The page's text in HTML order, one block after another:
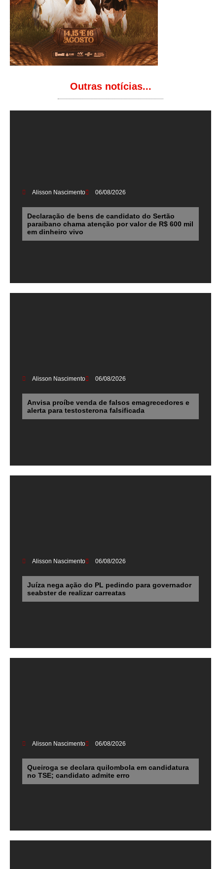
Outras notícias...
Alisson Nascimento 06/08/2026
Declaração de bens de candidato do Sertão
paraibano chama atenção por valor de R$ 600 mil
em dinheiro vivo
Alisson Nascimento 06/08/2026
Anvisa proíbe venda de falsos emagrecedores e
alerta para testosterona falsificada
Alisson Nascimento 06/08/2026
Juíza nega ação do PL pedindo para governador
seabster de realizar carreatas
Alisson Nascimento 06/08/2026
Queiroga se declara quilombola em candidatura
no TSE; candidato admite erro